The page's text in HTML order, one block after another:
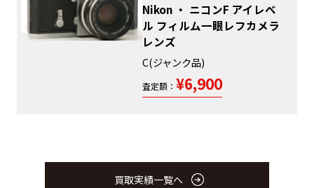
Nikon ・ ニコンF アイレベ
ル フィルム一眼レフカメラ
レンズ
C(ジャンク品)
査定額： ¥6,900
買取実績一覧へ